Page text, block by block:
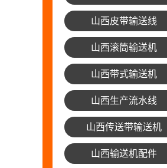
山西皮带输送线
山西滚筒输送机
山西带式输送机
山西生产流水线
山西传送带输送机
山西输送机配件